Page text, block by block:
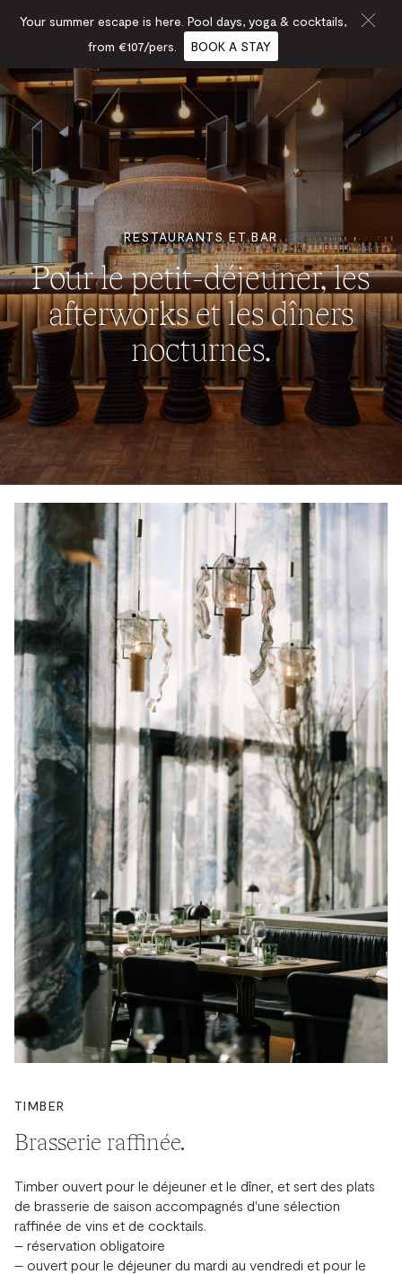
RESTAURANTS ET BAR
Pour le petit-déjeuner, les
afterworks et les dîners
nocturnes.
TIMBER
Brasserie raffinée.
Timber ouvert pour le déjeuner et le dîner, et sert des plats
de brasserie de saison accompagnés d'une sélection
raffinée de vins et de cocktails.
– réservation obligatoire
– ouvert pour le déjeuner du mardi au vendredi et pour le
Your summer escape is here. Pool days, yoga & cocktails,
from €107/pers.
BOOK A STAY